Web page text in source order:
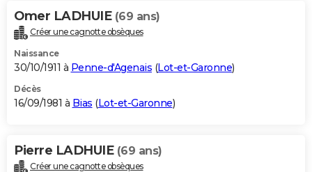
Omer LADHUIE (69 ans)
Créer une cagnotte obsèques
Naissance
30/10/1911 à Penne-d'Agenais (Lot-et-Garonne)
Décès
16/09/1981 à Bias (Lot-et-Garonne)
Pierre LADHUIE (69 ans)
Créer une cagnotte obsèques